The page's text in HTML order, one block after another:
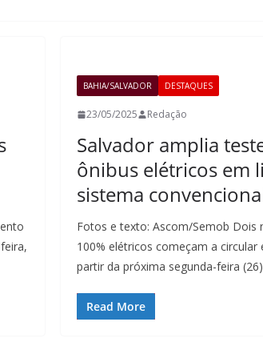
BAHIA/SALVADOR DESTAQUES
23/05/2025 Redação
Salvador amplia
ônibus elétricos em
sistema
Fotos e texto: Ascom/Semob Dois
100% elétricos começam a circular
partir da próxima segunda-feira
Read More